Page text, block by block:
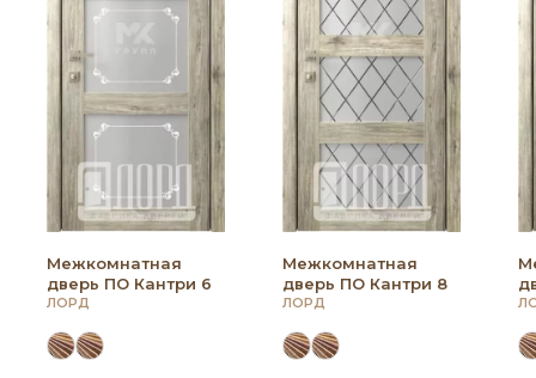
Межкомнатная
дверь ПО Кантри 6
ЛОРД
Межкомнатная
дверь ПО Кантри 8
ЛОРД